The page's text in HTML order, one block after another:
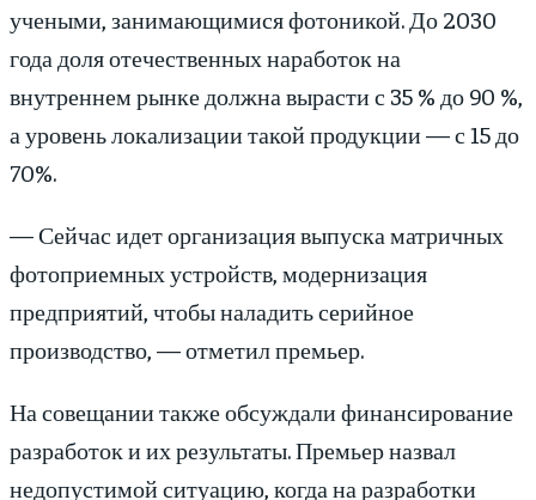
учеными, занимающимися фотоникой. До 2030
года доля отечественных наработок на
внутреннем рынке должна вырасти с 35 % до 90 %,
а уровень локализации такой продукции — с 15 до
70%.
— Сейчас идет организация выпуска матричных
фотоприемных устройств, модернизация
предприятий, чтобы наладить серийное
производство, — отметил премьер.
На совещании также обсуждали финансирование
разработок и их результаты. Премьер назвал
недопустимой ситуацию, когда на разработки